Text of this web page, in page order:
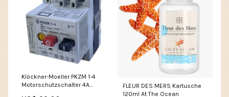
Klöckner-Moeller PKZM 1-4
Motorschutzschalter 4A
FLEUR DES MERS Kartusche
120ml At The Ocean